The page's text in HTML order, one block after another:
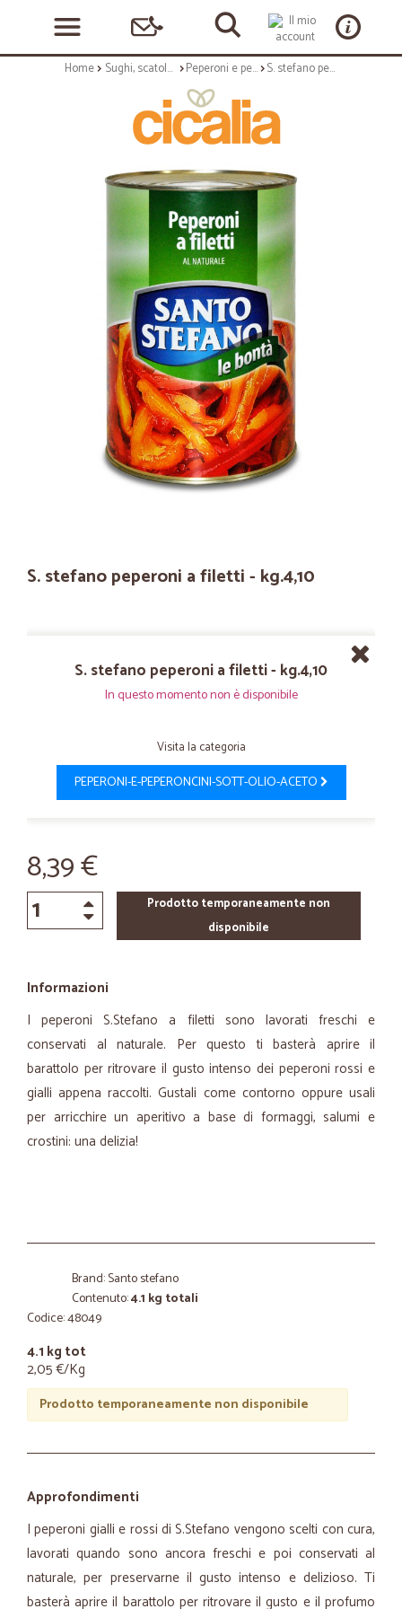
Home Sughi, scatolame e condimenti Peperoni e peperoncini S. stefano peperoni a filetti - kg.4,10
S. stefano peperoni a filetti - kg.4,10
S. stefano peperoni a filetti - kg.4,10
In questo momento non è disponibile
Visita la categoria
PEPERONI-E-PEPERONCINI-SOTT-OLIO-ACETO
8,39 €
Prodotto temporaneamente non
disponibile
Informazioni
I peperoni S.Stefano a filetti sono lavorati freschi e
conservati al naturale. Per questo ti basterà aprire il
barattolo per ritrovare il gusto intenso dei peperoni rossi e
gialli appena raccolti. Gustali come contorno oppure usali
per arricchire un aperitivo a base di formaggi, salumi e
crostini: una delizia!
Brand: Santo stefano
Contenuto:4.1 kg totali
Codice: 48049
4.1 kg tot
2,05 €/Kg
Prodotto temporaneamente non disponibile
Approfondimenti
I peperoni gialli e rossi di S.Stefano vengono scelti con cura,
lavorati quando sono ancora freschi e poi conservati al
naturale, per preservarne il gusto intenso e delizioso. Ti
basterà aprire il barattolo per ritrovare il gusto e il profumo